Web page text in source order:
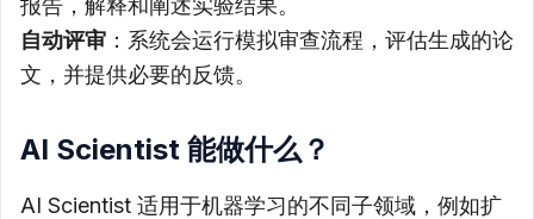
自动评审 ：系统会运行模拟审查流程，评估生成的论
文，并提供必要的反馈。
AI Scientist 能做什么？
AI Scientist 适用于机器学习的不同子领域，例如扩